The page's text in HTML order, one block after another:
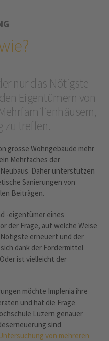
nur das Nötigste
Eigentümern von
zu treffen.
grosse Wohngebäude mehr
Mehrfaches der
Daher unterstützen
Sanierungen von
Beiträgen.
-eigentümer eines
der Frage, auf welche Weise
erneuert und der
dank der Fördermittel
ist vielleicht der
möchte Implenia ihre
und hat die Frage
Luzern genauer
sind
von mehreren